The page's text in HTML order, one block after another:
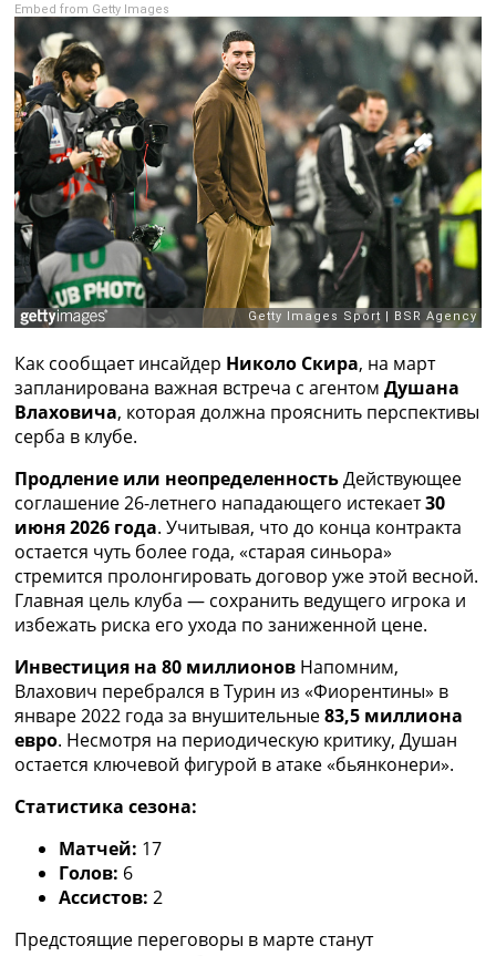
Лига Чемпионов
Англия. Премьер Лига
Испания. Ла Лига
Другие Турниры >>>
Таблицы
Таблицы групп Чемпионата Мира
Украина. Премьер-Лига
Украина. Первая Лига
Лига Чемпионов. Таблицы групп
Англия. Премьер-Лига
Испания. Ла Лига
Все таблицы >>>
Рейтинги
Рейтинг стран УЕФА
Рейтинг клубов УЕФА
Рейтинг ФИФА
ТВ программа
RU
UA
Categories
Главная
Новости футбола
Видео
Трансферы
Новости футбола Украины
Последние комментарии
Конкурс прогнозов
Логин
Рейтинги
Коллективный прогноз
Турниры
Чемпионат Мира
Украина. Премьер-Лига
Украина. Первая Лига
Лига Чемпионов
Embed from Getty Images
Как сообщает инсайдер Николо Скира, на март
запланирована важная встреча с агентом Душана
Влаховича, которая должна прояснить перспективы
серба в клубе.
Продление или неопределенностьДействующее
соглашение 26-летнего нападающего истекает30
июня 2026 года. Учитывая, что до конца контракта
остается чуть более года, «старая синьора»
стремится пролонгировать договор уже этой весной.
Главная цель клуба — сохранить ведущего игрока и
избежать риска его ухода по заниженной цене.
Инвестиция на 80 миллионов Напомним,
Влахович перебрался в Турин из «Фиорентины» в
январе 2022 года за внушительные83,5 миллиона
евро. Несмотря на периодическую критику, Душан
остается ключевой фигурой в атаке «бьянконери».
Статистика сезона:
Матчей: 17
Голов: 6
Ассистов: 2
Предстоящие переговоры в марте станут